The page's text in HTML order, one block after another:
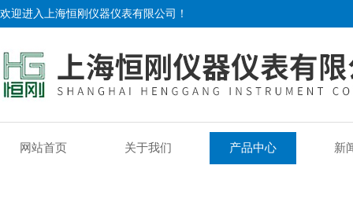
欢迎进入上海恒刚仪器仪表有限公司！
网站首页 关于我们 产品中心 新